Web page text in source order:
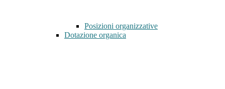
Posizioni organizzative
Dotazione organica